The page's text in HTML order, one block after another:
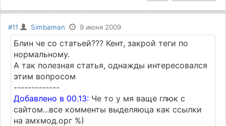
#11 Simbaman 9 июня 2009
Блин че со статьей??? Кент, закрой теги по
нормальному.
А так полезная статья, однажды интересовался
этим вопросом
-------------
Добавлено в 00.13: Че то у мя ваще глюк с
сайтом...все комменты выделяюца как ссылки
на амхмод.орг %)